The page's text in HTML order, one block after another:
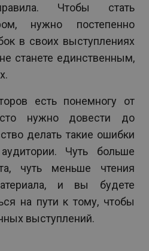
Чтобы стать
нужно постепенно
в своих выступлениях
станете единственным,
есть понемногу от
нужно довести до
делать такие ошибки
Чуть больше
чуть меньше чтения
и вы будете
на пути к тому, чтобы
выступлений.